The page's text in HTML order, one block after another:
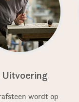
Uitvoering
wordt op